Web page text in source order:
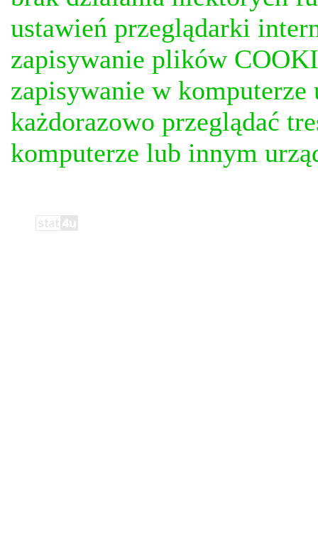
ustawień przeglądarki
zapisywanie plików
zapisywanie w
każdorazowo przeglądać
komputerze lub innym